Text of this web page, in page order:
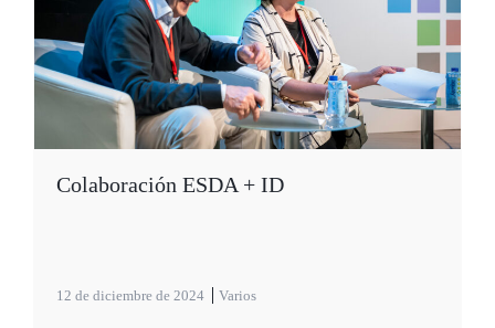
Colaboración ESDA + ID
12 de diciembre de 2024 Varios